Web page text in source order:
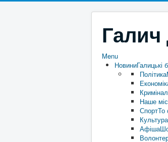
Галич
Menu
НовиниГалицькі
Політика
Кримінал
Наше
СпортТо
Культура
Афіша